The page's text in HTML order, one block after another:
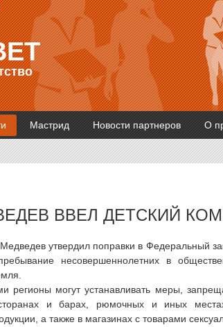
Мастрид Новости партнеров О
ВВЕЛ ДЕТСКИЙ
утвердил поправки в Федеральный
несовершеннолетних в
регионы могут устанавливать меры,
и барах, рюмочных и иных
а также в магазинах с товарами